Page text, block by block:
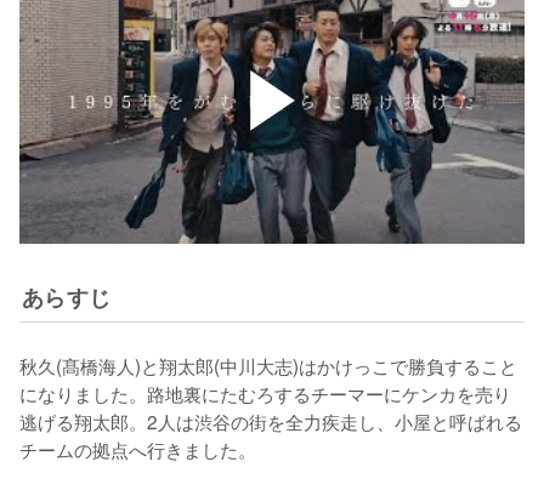
あらすじ
秋久(髙橋海人)と翔太郎(中川大志)はかけっこで勝負すること
になりました。路地裏にたむろするチーマーにケンカを売り
逃げる翔太郎。2人は渋谷の街を全力疾走し、小屋と呼ばれる
チームの拠点へ行きました。